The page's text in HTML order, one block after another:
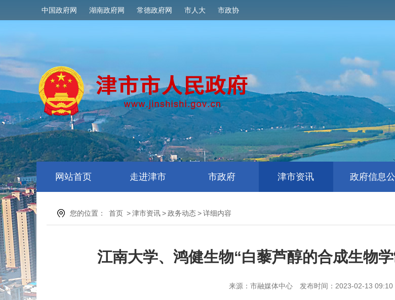
中国政府网 湖南政府网 常德政府网 市人大 市政协
网站首页 走进津市 市政府 津市资讯 政府信息
您的位置： 首页 >津市资讯>政务动态>详细内容
江南大学、鸿健生物“白藜芦醇的合成生物
来源：市融媒体中心 发布时间：2023-02-13 09:10